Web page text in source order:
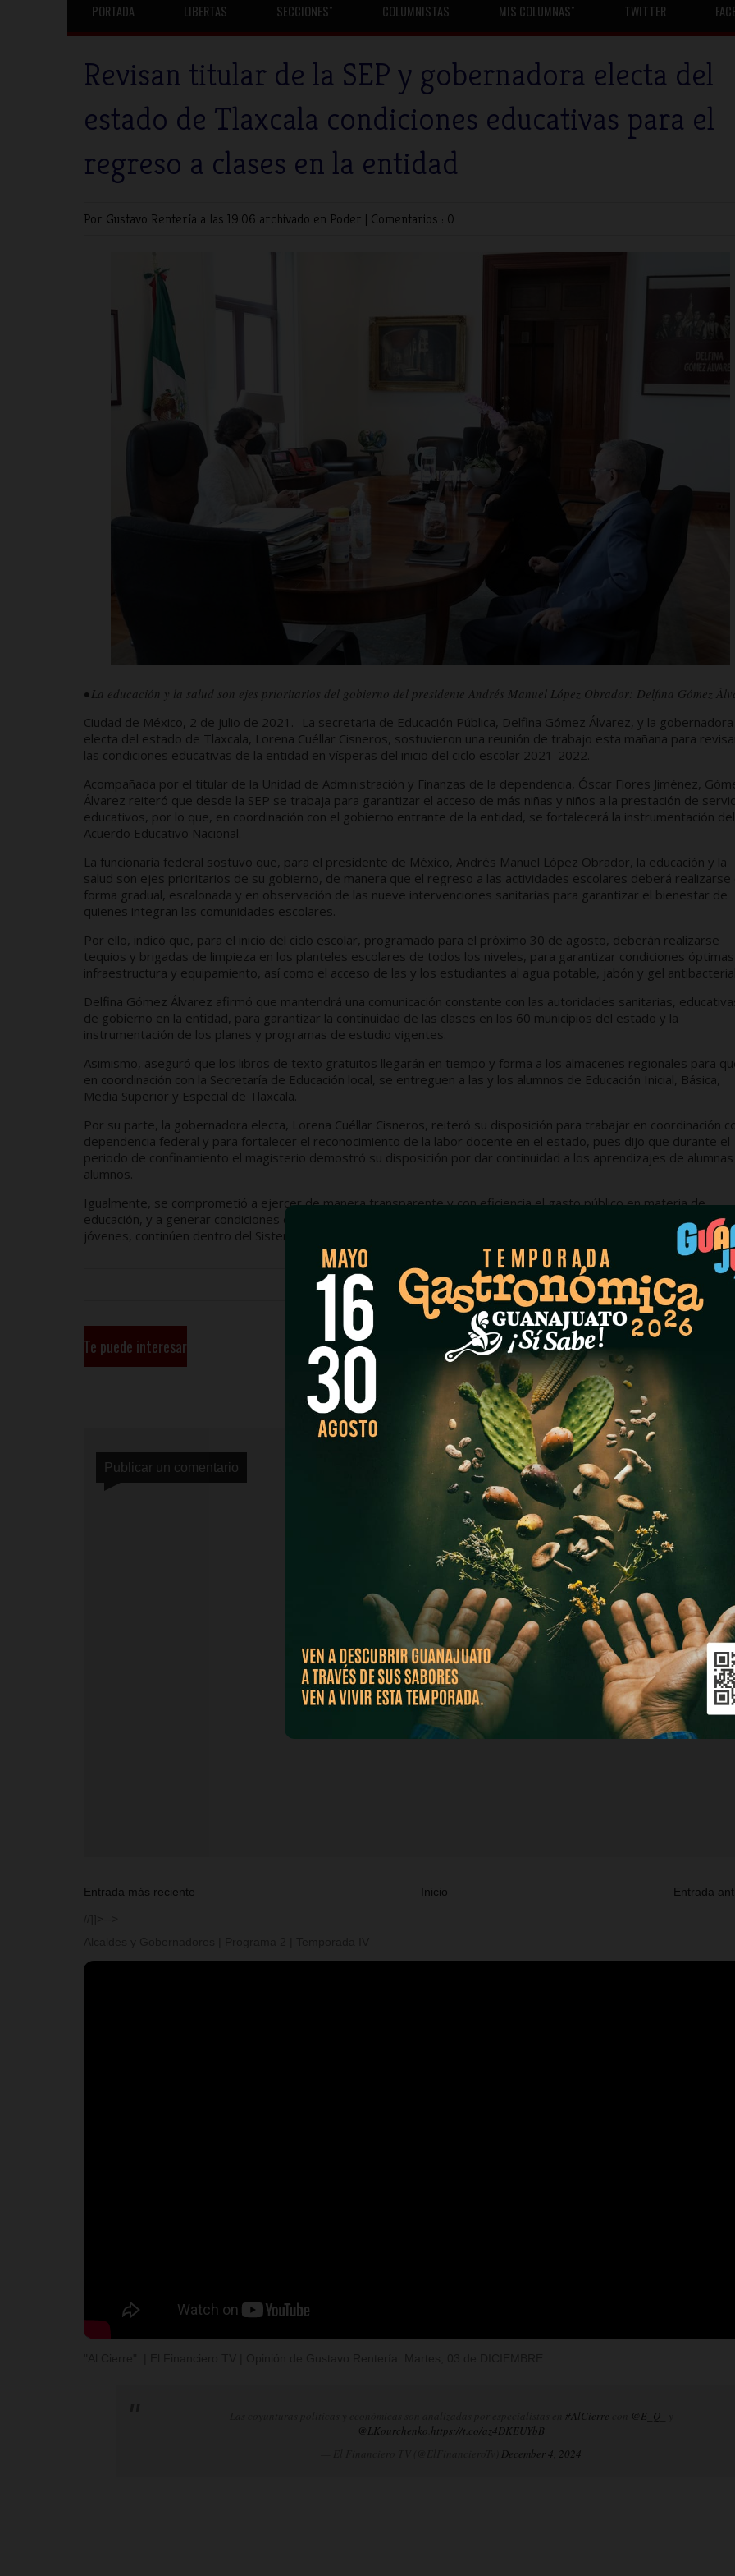
PORTADA LIBERTAS SECCIONESˇ COLUMNISTAS MIS COLUMNASˇ TWITTER
Revisan titular de la SEP y gobernadora electa del
estado de Tlaxcala condiciones educativas para el
regreso a clases en la entidad
Por Gustavo Rentería a las 19:06 archivado en Poder | Comentarios : 0
• La educación y la salud son ejes prioritarios del gobierno del presidente Andrés Manuel López Obrador: Delfina Gómez
Ciudad de México, 2 de julio de 2021.- La secretaria de Educación Pública, Delfina Gómez Álvarez, y la gobernadora
electa del estado de Tlaxcala, Lorena Cuéllar Cisneros, sostuvieron una reunión de trabajo esta mañana para
las condiciones educativas de la entidad en vísperas del inicio del ciclo escolar 2021-2022.
Acompañada por el titular de la Unidad de Administración y Finanzas de la dependencia, Óscar Flores Jiménez,
Álvarez reiteró que desde la SEP se trabaja para garantizar el acceso de más niñas y niños a la prestación de
educativos, por lo que, en coordinación con el gobierno entrante de la entidad, se fortalecerá la instrumentación del
Acuerdo Educativo Nacional.
La funcionaria federal sostuvo que, para el presidente de México, Andrés Manuel López Obrador, la educación y la
salud son ejes prioritarios de su gobierno, de manera que el regreso a las actividades escolares deberá realizarse
forma gradual, escalonada y en observación de las nueve intervenciones sanitarias para garantizar el bienestar de
quienes integran las comunidades escolares.
Por ello, indicó que, para el inicio del ciclo escolar, programado para el próximo 30 de agosto, deberán realizarse
tequios y brigadas de limpieza en los planteles escolares de todos los niveles, para garantizar condiciones
infraestructura y equipamiento, así como el acceso de las y los estudiantes al agua potable, jabón y gel
Delfina Gómez Álvarez afirmó que mantendrá una comunicación constante con las autoridades sanitarias,
de gobierno en la entidad, para garantizar la continuidad de las clases en los 60 municipios del estado y la
instrumentación de los planes y programas de estudio vigentes.
Asimismo, aseguró que los libros de texto gratuitos llegarán en tiempo y forma a los almacenes regionales para
en coordinación con la Secretaría de Educación local, se entreguen a las y los alumnos de Educación Inicial, Básica,
Media Superior y Especial de Tlaxcala.
Por su parte, la gobernadora electa, Lorena Cuéllar Cisneros, reiteró su disposición para trabajar en coordinación
dependencia federal y para fortalecer el reconocimiento de la labor docente en el estado, pues dijo que durante el
periodo de confinamiento el magisterio demostró su disposición por dar continuidad a los aprendizajes de
alumnos.
Igualmente, se comprometió a ejercer de manera transparente y con eficiencia el gasto público en materia de
educación, y a generar condiciones dignas para las y los docentes y, sobre todo, para que niñas, niños,
jóvenes, continúen dentro del Sistema Educativo Nacional.
Te puede interesar
Publicar un comentario
Entrada más reciente Entrada
Inicio
#AlCierre @E_Q_
@LKourchenko https://t.co/az4DKEUYbB
December 4, 2024